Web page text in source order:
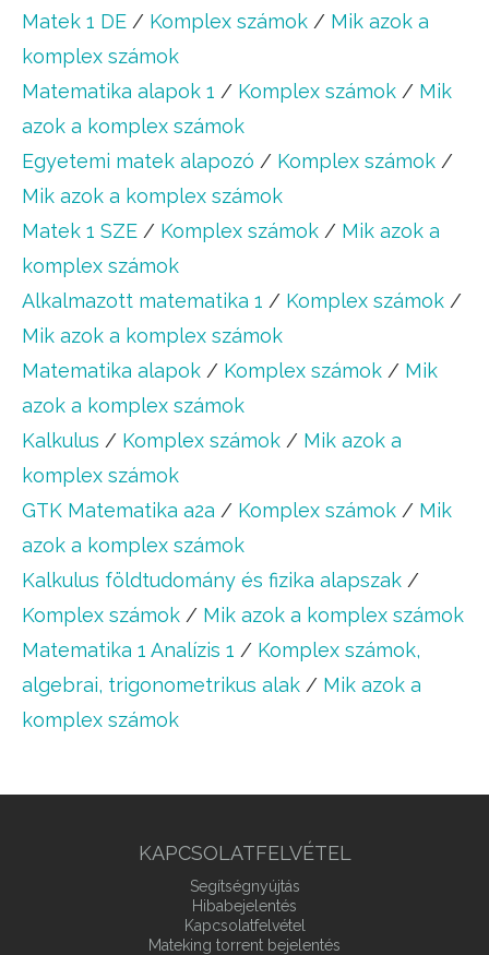
Matek 1 DE / Komplex számok / Mik azok a
komplex számok
Matematika alapok 1 / Komplex számok / Mik
azok a komplex számok
Egyetemi matek alapozó / Komplex számok /
Mik azok a komplex számok
Matek 1 SZE / Komplex számok / Mik azok a
komplex számok
Alkalmazott matematika 1 / Komplex számok /
Mik azok a komplex számok
Matematika alapok / Komplex számok / Mik
azok a komplex számok
Kalkulus / Komplex számok / Mik azok a
komplex számok
GTK Matematika a2a / Komplex számok / Mik
azok a komplex számok
Kalkulus földtudomány és fizika alapszak /
Komplex számok / Mik azok a komplex számok
Matematika 1 Analízis 1 / Komplex számok,
algebrai, trigonometrikus alak / Mik azok a
komplex számok
KAPCSOLATFELVÉTEL
Segítségnyújtás
Hibabejelentés
Kapcsolatfelvétel
Mateking torrent bejelentés